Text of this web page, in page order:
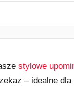
stylowe
– idealne